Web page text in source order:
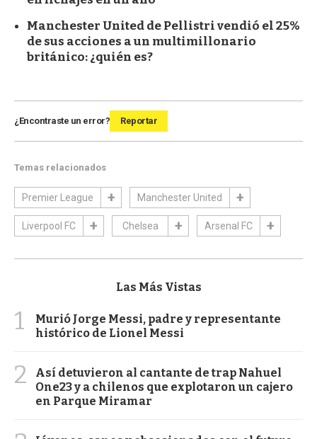
Manchester United de Pellistri vendió el 25%
de sus acciones a un multimillonario
británico: ¿quién es?
¿Encontraste un error? Reportar
Temas relacionados
Premier League Manchester United
Liverpool FC Chelsea Arsenal FC
Las Más Vistas
1
Murió Jorge Messi, padre y representante
histórico de Lionel Messi
2
Así detuvieron al cantante de trap Nahuel
One23 y a chilenos que explotaron un cajero
en Parque Miramar